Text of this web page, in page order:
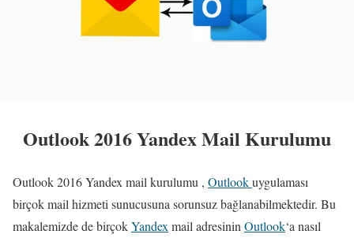
Outlook 2016 Yandex Mail Kurulumu
Outlook 2016 Yandex mail kurulumu , Outlookuygulaması
birçok mail hizmeti sunucusuna sorunsuz bağlanabilmektedir. Bu
makalemizde de birçokYandex mail adresinin Outlook‘a nasıl